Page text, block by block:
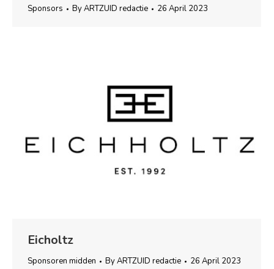
Sponsors ByARTZUID redactie 26 April 2023
Eicholtz
Sponsoren midden ByARTZUID redactie 26 April 2023